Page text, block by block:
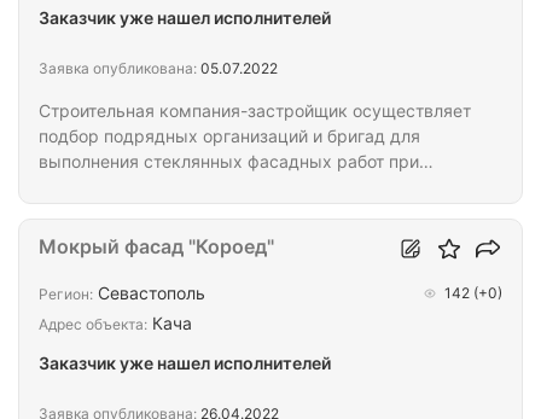
Строительная компания-застройщик осуществляет
подбор подрядных организаций и бригад для
выполнения стеклянных фасадных работ при
поставка и установка стеклянного фасада.
Условия: • Заключения официального договора; •
Оплата завершенных этапов работ 2 раза в месяц;
• Обеспечение инструментом и материалом
заказчика; • Предоставляется благоустроенное
общежитие в непосредственной близости от
Заказчик уже нашел исполнителей
Заявка опубликована: 05.07.2022
Мокрый фасад "Короед"
Регион: Севастополь 142 (+0)
Адрес объекта: Кача
Заказчик уже нашел исполнителей
Заявка опубликована: 26.04.2022